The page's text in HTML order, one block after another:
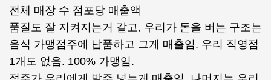
전체 매장 수 점포당 매출액
품질도 잘 지켜지는거 같고, 우리가 돈을 버는 구조는
음식 가맹점주에 납품하고 그게 매출임. 우리 직영점
1개도 없음. 100% 가맹임.